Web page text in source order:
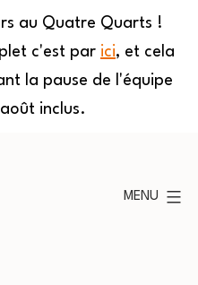
au Quatre Quarts !
c'est par ici, et cela
la pause de l'équipe
inclus.
MENU